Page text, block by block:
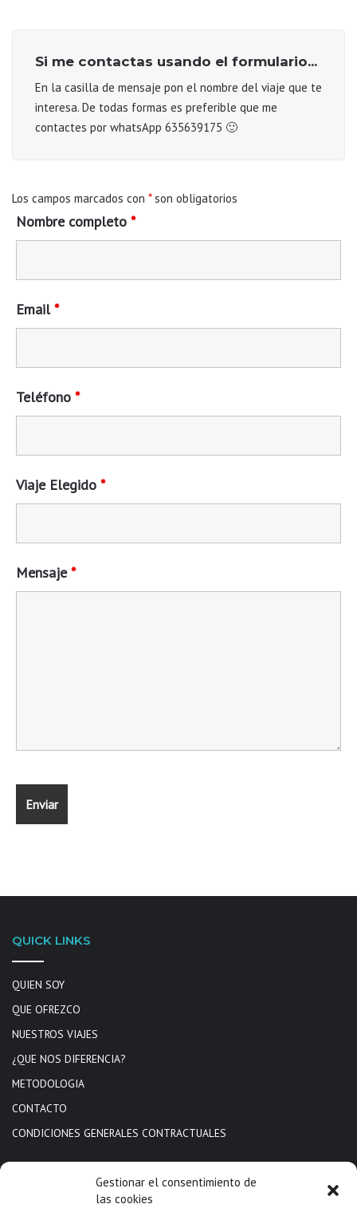
Gestionar el consentimiento de
las cookies
Si me contactas usando el formulario...
En la casilla de mensaje pon el nombre del viaje que te
interesa. De todas formas es preferible que me
contactes por whatsApp 635639175 🙂
Los campos marcados con *son obligatorios
Nombre completo *
Email*
Teléfono *
Viaje Elegido *
Mensaje*
QUICK LINKS
QUIEN SOY
QUE OFREZCO
NUESTROS VIAJES
¿QUE NOS DIFERENCIA?
METODOLOGIA
CONTACTO
CONDICIONES GENERALES CONTRACTUALES
MÁS INFORMACIÓN